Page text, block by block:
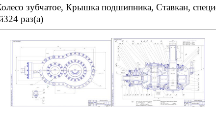
зубчатое, Крышка подшипника, Ставкан,
раз(а)